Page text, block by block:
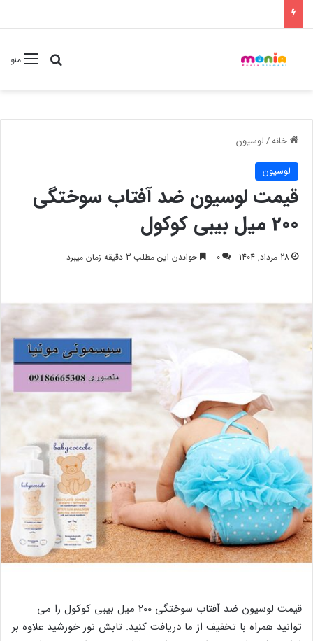
منوجستجو
خانه/لوسیون
لوسیون
قیمت لوسیون ضد آفتاب سوختگی
200 میل بیبی کوکول
28 مرداد, 1404 0 خواندن این مطلب 3 دقیقه زمان میبرد
قیمت لوسیون ضد آفتاب سوختگی 200 میل بیبی کوکول را می
توانید همراه با تخفیف از ما دریافت کنید. تابش نور خورشید علاوه بر